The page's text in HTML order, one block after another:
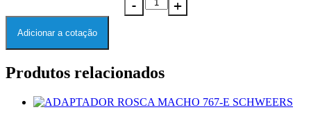
Adicionar a cotação
Produtos relacionados